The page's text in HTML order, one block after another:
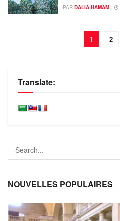
PAR DALIA HAMAM
1 2
Translate:
NOUVELLES POPULAIRES